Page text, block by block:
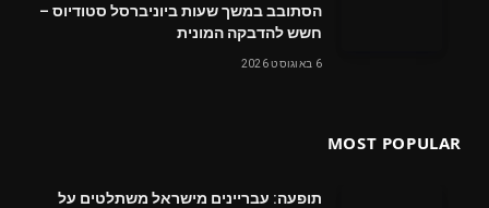
הסתובב במשך שעות ביוניברסל סטודיוס –
חשש להדבקה המונית
6 באוגוסט 2026
MOST POPULAR
תופעה: עבריינים מישראל משתלטים על